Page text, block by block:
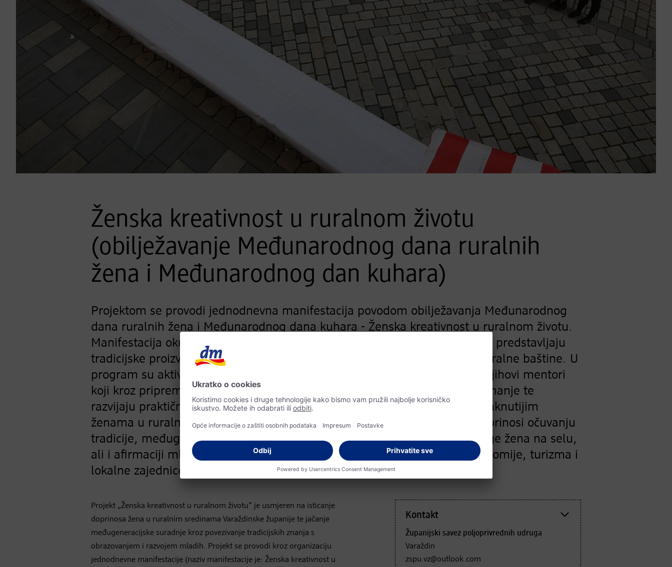
Ženska kreativnost u ruralnom životu
(obilježavanje Međunarodnog dana ruralnih
žena i Međunarodnog dan kuhara)
Projektom se provodi jednodnevna manifestacija povodom obilježavanja Međunarodnog
dana ruralnih žena i Međunarodnog dana kuhara - Ženska kreativnost u ruralnom životu.
Manifestacija okuplja udruge žena, poljoprivrednice i druge sudionice koje predstavljaju
tradicijske proizvode, jela i kreativne radove te tako doprinose očuvanju ruralne baštine. U
program su aktivno uključeni mladi kuhari Gospodarske škole Varaždin i njihovi mentori
koji kroz pripremu i podjelu jela posjetiteljima promoviraju kuharsko zanimanje te
razvijaju praktične vještine. Događanje uključuje i dodjelu priznanja najistaknutijim
ženama u ruralnim zajednicama te kulturno-zabavni program. Projekt doprinosi očuvanju
tradicije, međugeneracijskoj suradnji i većem društvenom uvažavanju uloge žena na selu,
ali i afirmaciji mladih kuhara kao važnih nositelja budućeg razvoja gastronomije, turizma i
lokalne zajednice.
Projekt „Ženska kreativnost u ruralnom životu“ je usmjeren na isticanje
doprinosa žena u ruralnim sredinama Varaždinske županije te jačanje
međugeneracijske suradnje kroz povezivanje tradicijskih znanja s
obrazovanjem i razvojem mladih. Projekt se provodi kroz organizaciju
jednodnevne manifestacije (naziv manifestacije je: Ženska kreativnost u
Kontakt
Županijski savez poljoprivrednih udruga
Varaždin
zspu.vz@outlook.com